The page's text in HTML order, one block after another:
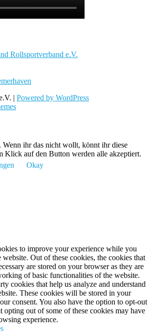
Rollsportverband e.V.
| Powered by WordPress
Wenn ihr das nicht wollt, könnt ihr diese
Klick auf den Button werden alle akzeptiert.
Okay
to improve your experience while you
Out of these cookies, the cookies that
are stored on your browser as they are
of basic functionalities of the website.
cookies that help us analyze and understand
These cookies will be stored in your
consent. You also have the option to opt-out
opting out of some of these cookies may have
experience.